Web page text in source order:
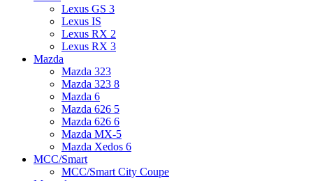
Lexus GS 3
Lexus IS
Lexus RX 2
Lexus RX 3
Mazda
Mazda 323
Mazda 323 8
Mazda 6
Mazda 626 5
Mazda 626 6
Mazda MX-5
Mazda Xedos 6
MCC/Smart
MCC/Smart City Coupe